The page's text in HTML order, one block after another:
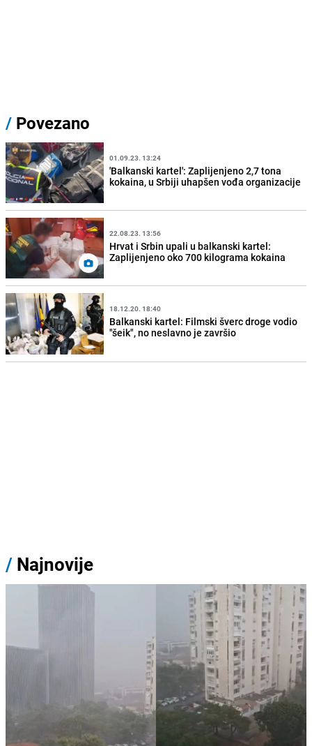
/ Povezano
01.09.23. 13:24
'Balkanski kartel': Zaplijenjeno 2,7 tona
kokaina, u Srbiji uhapšen vođa organizacije
22.08.23. 13:56
Hrvat i Srbin upali u balkanski kartel:
Zaplijenjeno oko 700 kilograma kokaina
18.12.20. 18:40
Balkanski kartel: Filmski šverc droge vodio
"šeik", no neslavno je završio
/ Najnovije